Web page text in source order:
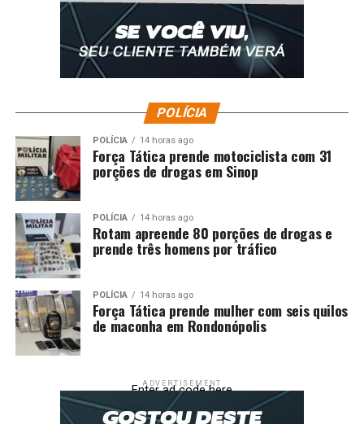
POLÍCIA
POLÍCIA 14 horas ago
Força Tática prende motociclista com 31
porções de drogas em Sinop
POLÍCIA 14 horas ago
Rotam apreende 80 porções de drogas e
prende três homens por tráfico
POLÍCIA 14 horas ago
Força Tática prende mulher com seis quilos
de maconha em Rondonópolis
ADVERTISEMENT
Enter ad code here